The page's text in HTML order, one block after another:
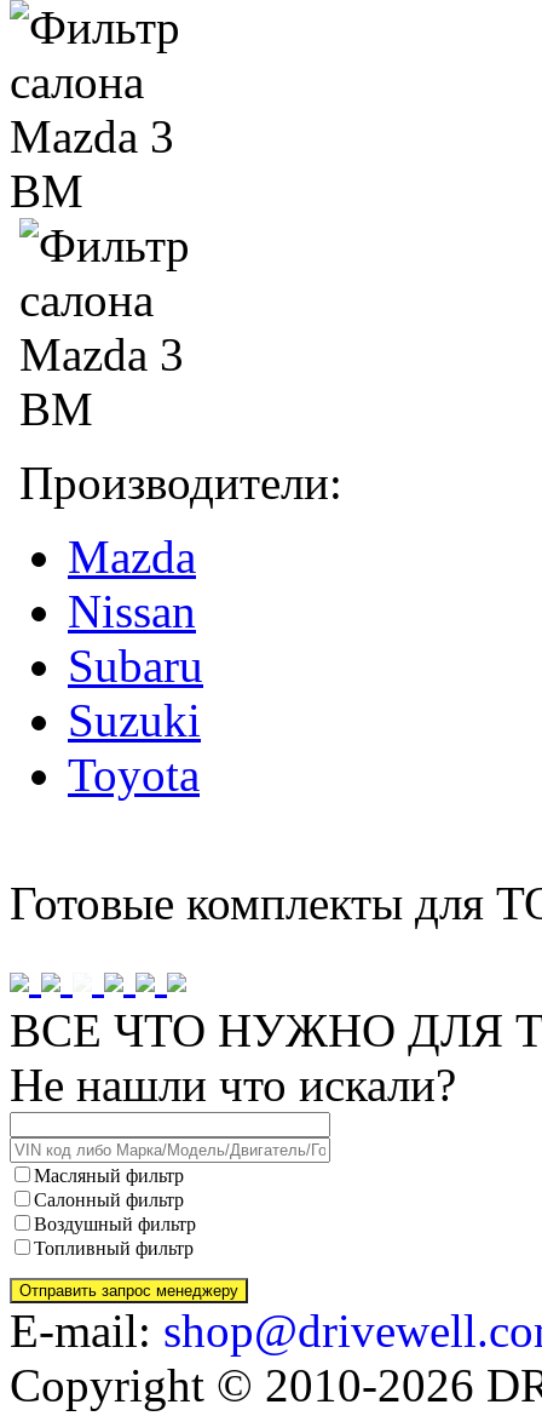
Производители:
Mazda
Nissan
Subaru
Suzuki
Toyota
Готовые комплекты для
ВСЕ ЧТО НУЖНО ДЛЯ
Не нашли что искали?
Масляный фильтр
Салонный фильтр
Воздушный фильтр
Топливный фильтр
E-mail:
Copyright © 2010-2026